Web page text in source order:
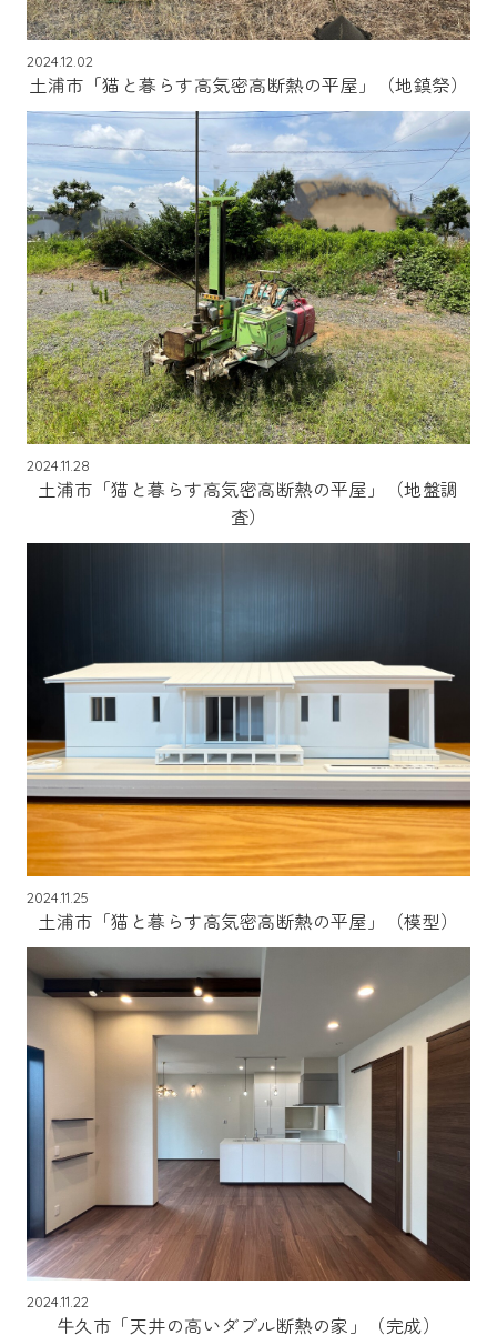
2024.12.02
土浦市「猫と暮らす高気密高断熱の平屋」（地鎮祭）
2024.11.28
土浦市「猫と暮らす高気密高断熱の平屋」（地盤調
査）
2024.11.25
土浦市「猫と暮らす高気密高断熱の平屋」（模型）
2024.11.22
牛久市「天井の高いダブル断熱の家」（完成）